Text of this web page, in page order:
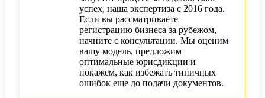
успех, наша экспертиза с 2016 года.
Если вы рассматриваете
регистрацию бизнеса за рубежом,
начните с консультации. Мы оценим
вашу модель, предложим
оптимальные юрисдикции и
покажем, как избежать типичных
ошибок еще до подачи документов.